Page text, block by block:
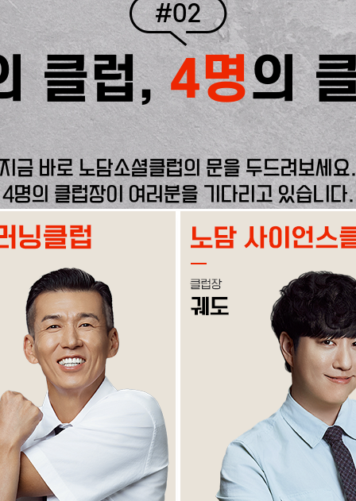
#02
클럽,4명의
지금 바로 노담소셜클럽의 문을 두드려보세요.
4명의 클럽장이 여러분을 기다리고 있습니다.